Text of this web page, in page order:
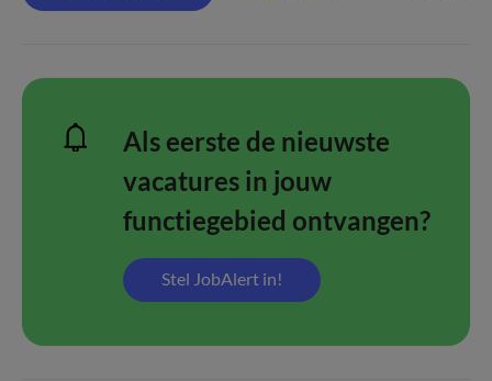
Als eerste de nieuwste
vacatures in jouw
functiegebied ontvangen?
Stel JobAlert in!